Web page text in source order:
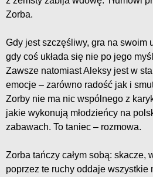
Zorba.
Gdy jest szczęśliwy, gra na swoim
gdy coś układa się nie po jego
Zawsze natomiast Aleksy jest w
emocje – zarówno radość jak i
Zorby nie ma nic wspólnego z
jakie wykonują młodzieńcy na
zabawach. To taniec – rozmowa.
Zorba tańczy całym sobą: skacze,
poprzez te ruchy oddaje wszystkie